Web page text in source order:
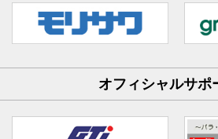
オフィシャルサポ